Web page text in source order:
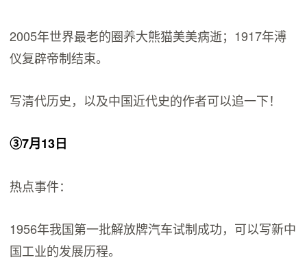
2005年世界最老的圈养大熊猫美美病逝；1917年溥
仪复辟帝制结束。
写清代历史，以及中国近代史的作者可以追一下！
③7月13日
热点事件：
1956年我国第一批解放牌汽车试制成功，可以写新中
国工业的发展历程。